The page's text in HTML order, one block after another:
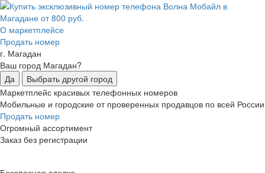
О маркетплейсе
Продать номер
г. Магадан
Ваш город Магадан?
Да
Выбрать другой город
Маркетплейс красивых телефонных номеров
Мобильные и городские от проверенных продавцов по всей России
Продать номер
Огромный ассортимент
Заказ без регистрации